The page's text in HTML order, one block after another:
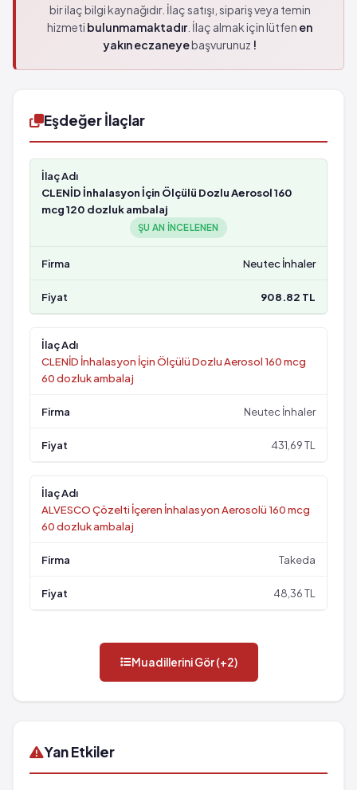
bir ilaç bilgi kaynağıdır. İlaç satışı, sipariş veya temin
hizmeti bulunmamaktadır. İlaç almak için lütfen en
yakın eczaneyebaşvurunuz !
Eşdeğer İlaçlar
CLENİD İnhalasyon İçin Ölçülü Dozlu Aerosol 160
mcg 120 dozluk ambalaj
ŞU AN INCELENEN
Neutec İnhaler
908.82 TL
CLENİD İnhalasyon İçin Ölçülü Dozlu Aerosol 160 mcg
60 dozluk ambalaj
Neutec İnhaler
431,69 TL
ALVESCO Çözelti İçeren İnhalasyon Aerosolü 160 mcg
60 dozluk ambalaj
Takeda
48,36 TL
Muadillerini Gör (+2)
Yan Etkiler